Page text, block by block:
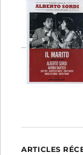
ARTICLES